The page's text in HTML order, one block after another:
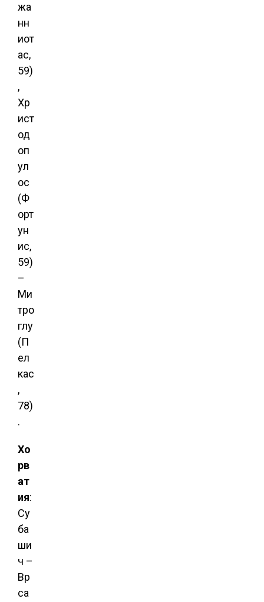
жа
нн
иот
ас,
59)
,
Хр
ист
од
оп
ул
ос
(Ф
орт
ун
ис,
59)
–
Ми
тро
глу
(П
ел
кас
,
78)
.
Хо
рв
ат
ия:
Су
ба
ши
ч –
Вр
са